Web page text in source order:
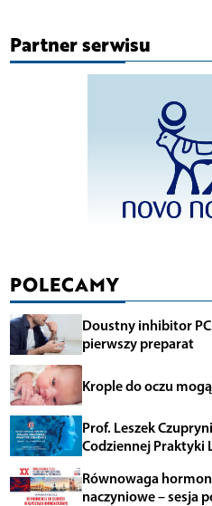
Partner serwisu
POLECAMY
Doustny inhibitor
pierwszy preparat
Krople do oczu
Prof. Leszek
Codziennej Praktyki
Równowaga
naczyniowe – sesja